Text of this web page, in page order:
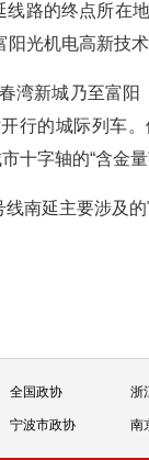
线路的终点所在
阳光机电高新技
湾新城乃至富
行的城际列车
十字轴的“含金量”
南延主要涉及
全国政协 浙
宁波市政协 南